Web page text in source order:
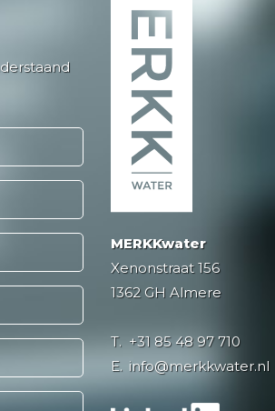
MERKKwater
Xenonstraat 156
1362 GH Almere
T. +31 85 48 97 710
E. info@merkkwater.nl